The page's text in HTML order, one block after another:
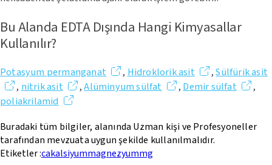
Bu Alanda EDTA Dışında Hangi Kimyasallar
Kullanılır?
Potasyum permanganat , Hidroklorik asit ,Sülfürik asit
, nitrik asit ,Alüminyum sülfat , Demir sülfat
,
poliakrilamid
Buradaki tüm bilgiler, alanında Uzman kişi ve Profesyoneller
tarafından mevzuata uygun şekilde kullanılmalıdır.
Etiketler :cakalsiyummagnezyummg